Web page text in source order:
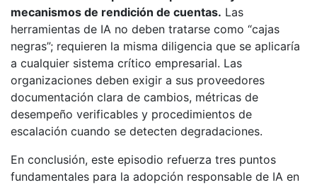
mecanismos de rendición de cuentas. Las
herramientas de IA no deben tratarse como “cajas
negras”; requieren la misma diligencia que se aplicaría
a cualquier sistema crítico empresarial. Las
organizaciones deben exigir a sus proveedores
documentación clara de cambios, métricas de
desempeño verificables y procedimientos de
escalación cuando se detecten degradaciones.
En conclusión, este episodio refuerza tres puntos
fundamentales para la adopción responsable de IA en